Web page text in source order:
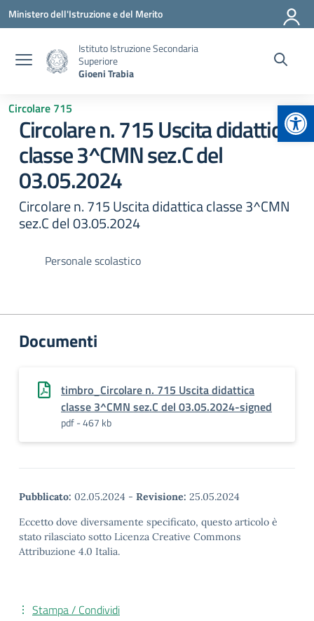
Vai ai contenuti
Vai al menu di navigazione
Vai al footer
Ministero dell'Istruzione e del Merito
Istituto Istruzione Secondaria
Superiore
Gioeni Trabia
Circolare 715
Circolare n. 715 Uscita didattica
classe 3^CMN sez.C del
03.05.2024
Circolare n. 715 Uscita didattica classe 3^CMN
sez.C del 03.05.2024
Personale scolastico
Documenti
timbro_Circolare n. 715 Uscita didattica
classe 3^CMN sez.C del 03.05.2024-signed
pdf - 467 kb
Pubblicato: 02.05.2024 - Revisione: 25.05.2024
Eccetto dove diversamente specificato, questo articolo è
stato rilasciato sotto Licenza Creative Commons
Attribuzione 4.0 Italia.
Stampa / Condividi